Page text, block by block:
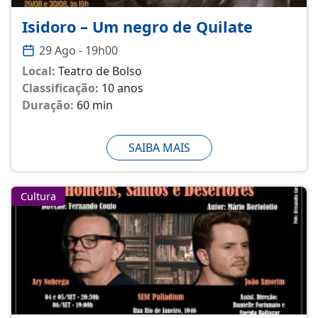
Isidoro – Um negro de Quilate
29 Ago - 19h00
Local: Teatro de Bolso
Classificação: 10 anos
Duração: 60 min
SAIBA MAIS
Cultura